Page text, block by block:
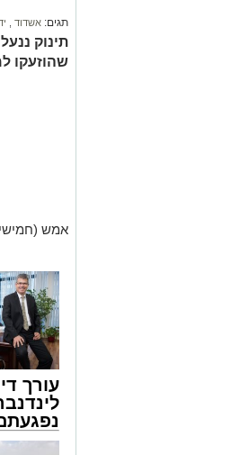
תגים: אשדוד
תינוק
שהוזעקו
אודות
מישאל שי
ברכה,
נענו
השניים
דניאל
את קריאת
שבנה ננעל
מהירות
נשמעו
עורך
דרכים